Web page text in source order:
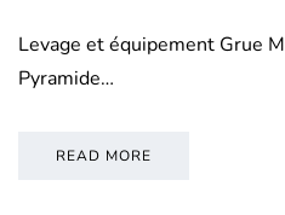
Levage et équipement Grue
Pyramide…
READ MORE